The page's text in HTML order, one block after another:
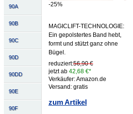
90A
90B
90C
90D
90DD
90E
90F
-25%
MAGICLIFT-TECHNOLOGIE:
Ein gepolstertes Band hebt,
formt und stützt ganz ohne
Bügel.
reduziert:56,90 €
jetzt ab 42,68 €*
Verkäufer: Amazon.de
Versand: gratis
zum Artikel